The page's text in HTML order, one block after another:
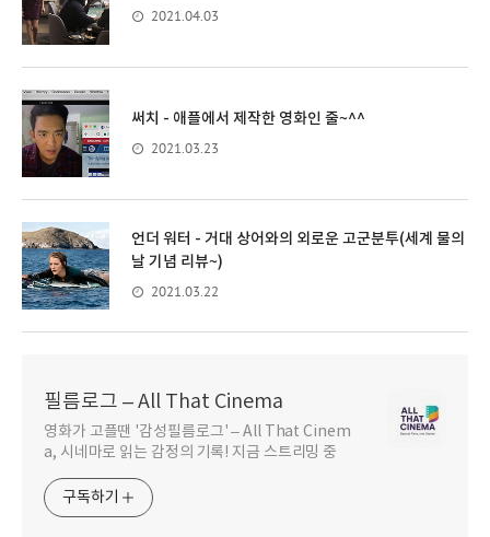
2021.04.03
써치 - 애플에서 제작한 영화인 줄~^^
2021.03.23
언더 워터 - 거대 상어와의 외로운 고군분투(세계 물의
날 기념 리뷰~)
2021.03.22
필름로그 – All That Cinema
영화가 고플땐 '감성필름로그' – All That Cinem
a, 시네마로 읽는 감정의 기록! 지금 스트리밍 중
구독하기